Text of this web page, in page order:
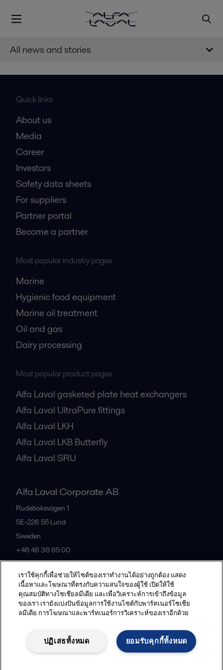
All news and stories
Quick links
About us
Media
Career
Investors
Safety data sheets
For suppliers
Partner portal
Become a partner
Most popular industry pages
Marine
Hygienic food equipment
Marine oil treatment
Oil and gas
Dairy processing
Most popular product pages
Alfa Laval gasketed plate heat exchangers
Alfa Laval UltraPure fittings
Alfa Laval LKH
Alfa Laval LKB Butterfly
Alfa Laval SRU
Alfa Laval Corporate AB
Rudeboksvägen 1
SE-226 55 Lund
Sweden
+46 46 36 65 00
All offices
Follow us
Legal terms and conditions
เราใช้คุกกี้เพื่อช่วยให้ไซต์ของเราทำงานได้อย่างถูกต้อง แสดง
เนื้อหาและโฆษณาที่ตรงกับความสนใจของผู้ใช้ เปิดให้ใช้
คุณสมบัติทางโซเชียลมีเดีย และเพื่อวิเคราะห์การเข้าถึงข้อมูล
ของเรา เรายังแบ่งปันข้อมูลการใช้งานไซต์กับพาร์ทเนอร์โซเชีย
ลมีเดีย การโฆษณาและพาร์ทเนอร์การวิเคราะห์ของเราอีกด้วย
ยอมรับคุกกี้ทั้งหมด
ปฏิเสธทั้งหมด